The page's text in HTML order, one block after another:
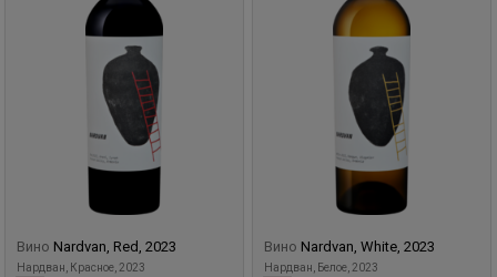
Вино Nardvan, Red, 2023
Нардван, Красное, 2023
Вино Nardvan, White, 2023
Нардван, Белое, 2023